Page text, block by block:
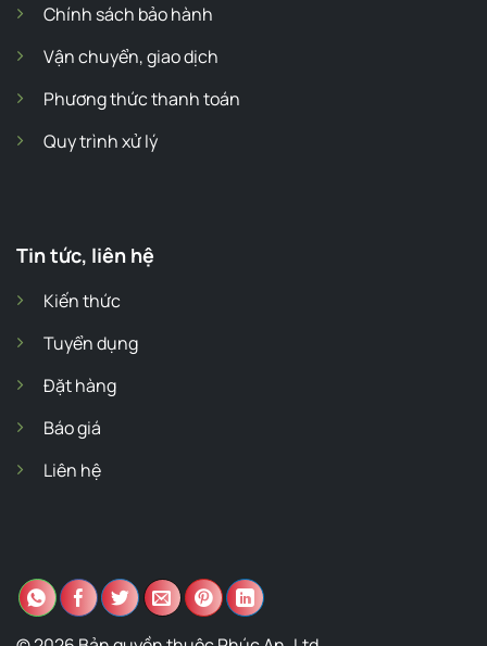
Chính sách bảo hành
Vận chuyển, giao dịch
Phương thức thanh toán
Quy trình xử lý
Tin tức, liên hệ
Kiến thức
Tuyển dụng
Đặt hàng
Báo giá
Liên hệ